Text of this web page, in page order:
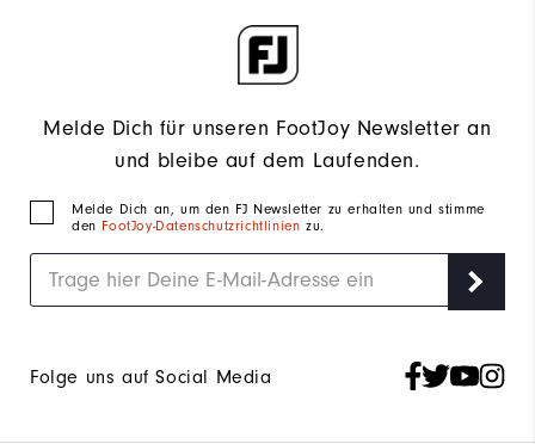
Melde Dich für unseren FootJoy Newsletter an
und bleibe auf dem Laufenden.
Melde Dich an, um den FJ Newsletter zu erhalten und stimme
den FootJoy-Datenschutzrichtlinienzu.
Folge uns auf Social Media